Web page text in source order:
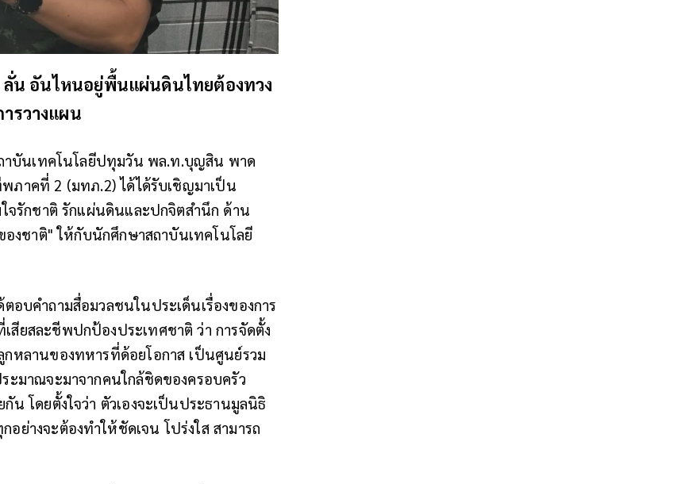
ลั่น อันไหนอยู่พื้นแผ่นดินไทยต้องทวง
รวางแผน
าบันเทคโนโลยีปทุมวัน พล.ท.บุญสิน พาด
ภาคที่ 2 (มทภ.2) ได้ได้รับเชิญมาเป็น
จรักชาติ รักแผ่นดินและปกจิตสำนึก ด้าน
องชาติ" ให้กับนักศึกษาสถาบันเทคโนโลยี
บคำถามสื่อมวลชนในประเด็นเรื่องของการ
ยสละชีพปกป้องประเทศชาติ ว่า การจัดตั้ง
หลานของทหารที่ด้อยโอกาส เป็นศูนย์รวม
ะมาณจะมาจากคนใกล้ชิดของครอบครัว
โดยตั้งใจว่า ตัวเองจะเป็นประธานมูลนิธิ
ย่างจะต้องทำให้ชัดเจน โปร่งใส สามารถ